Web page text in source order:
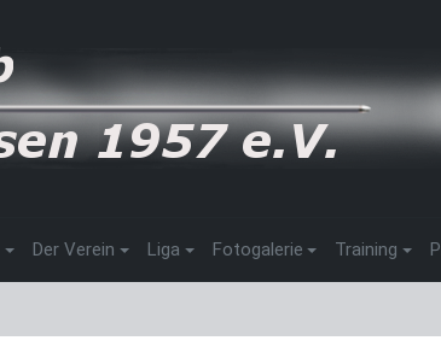
Der Verein Liga Fotogalerie Training